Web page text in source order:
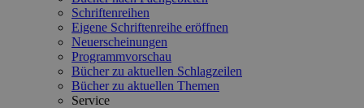
Schriftenreihen
Eigene Schriftenreihe eröffnen
Neuerscheinungen
Programmvorschau
Bücher zu aktuellen Schlagzeilen
Bücher zu aktuellen Themen
Service